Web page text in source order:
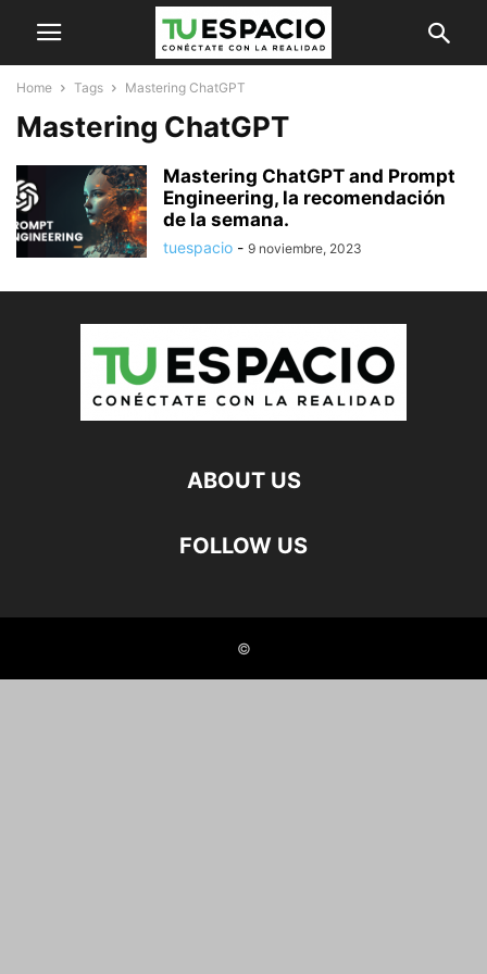
Home Tags Mastering ChatGPT
Mastering ChatGPT
Mastering ChatGPT and Prompt
Engineering, la recomendación
de la semana.
tuespacio - 9 noviembre, 2023
ABOUT US
FOLLOW US
©